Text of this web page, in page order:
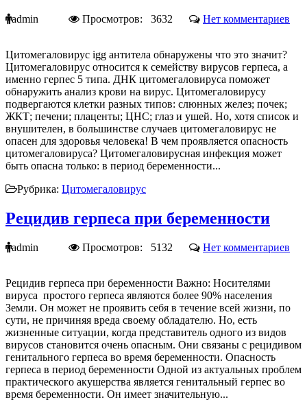
admin Просмотров: 3632 Нет комментариев
Цитомегаловирус igg антитела обнаружены что это значит?
Цитомегаловирус относится к семейству вирусов герпеса, а
именно герпес 5 типа. ДНК цитомегаловируса поможет
обнаружить анализ крови на вирус. Цитомегаловирусу
подвергаются клетки разных типов: слюнных желез; почек;
ЖКТ; печени; плаценты; ЦНС; глаз и ушей. Но, хотя список и
внушителен, в большинстве случаев цитомегаловирус не
опасен для здоровья человека! В чем проявляется опасность
цитомегаловируса? Цитомегаловирусная инфекция может
быть опасна только: в период беременности...
Рубрика: Цитомегаловирус
Рецидив герпеса при беременности
admin Просмотров: 5132 Нет комментариев
Рецидив герпеса при беременности Важно: Носителями
вируса простого герпеса являются более 90% населения
Земли. Он может не проявить себя в течение всей жизни, по
сути, не причиняя вреда своему обладателю. Но, есть
жизненные ситуации, когда представитель одного из видов
вирусов становится очень опасным. Они связаны с рецидивом
генитального герпеса во время беременности. Опасность
герпеса в период беременности Одной из актуальных проблем
практического акушерства является генитальный герпес во
время беременности. Он имеет значительную...